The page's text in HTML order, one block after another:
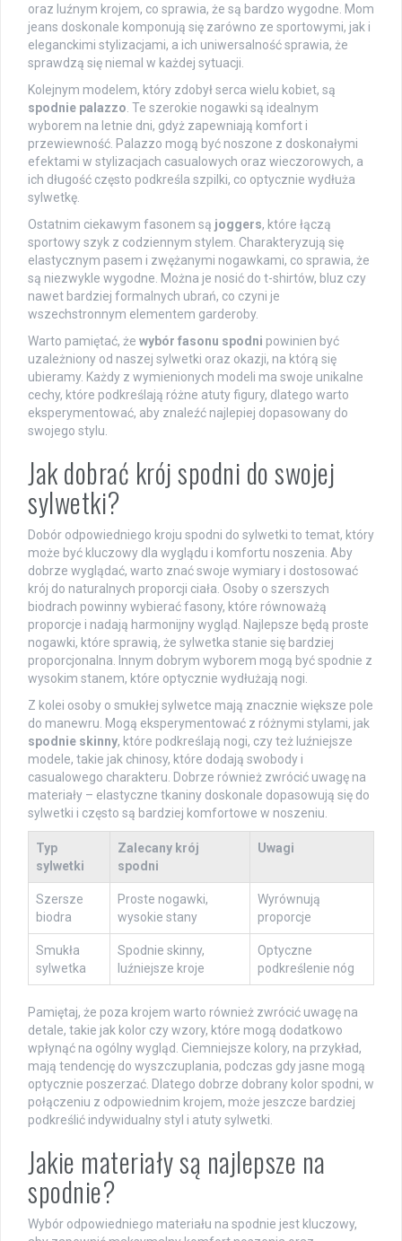
oraz luźnym krojem, co sprawia, że są bardzo wygodne. Mom
jeans doskonale komponują się zarówno ze sportowymi, jak i
eleganckimi stylizacjami, a ich uniwersalność sprawia, że
sprawdzą się niemal w każdej sytuacji.
Kolejnym modelem, który zdobył serca wielu kobiet, są
spodnie palazzo. Te szerokie nogawki są idealnym
wyborem na letnie dni, gdyż zapewniają komfort i
przewiewność. Palazzo mogą być noszone z doskonałymi
efektami w stylizacjach casualowych oraz wieczorowych, a
ich długość często podkreśla szpilki, co optycznie wydłuża
sylwetkę.
Ostatnim ciekawym fasonem są joggers, które łączą
sportowy szyk z codziennym stylem. Charakteryzują się
elastycznym pasem i zwężanymi nogawkami, co sprawia, że
są niezwykle wygodne. Można je nosić do t-shirtów, bluz czy
nawet bardziej formalnych ubrań, co czyni je
wszechstronnym elementem garderoby.
Warto pamiętać, że wybór fasonu spodni powinien być
uzależniony od naszej sylwetki oraz okazji, na którą się
ubieramy. Każdy z wymienionych modeli ma swoje unikalne
cechy, które podkreślają różne atuty figury, dlatego warto
eksperymentować, aby znaleźć najlepiej dopasowany do
swojego stylu.
Jak dobrać krój spodni do swojej
sylwetki?
Dobór odpowiedniego kroju spodni do sylwetki to temat, który
może być kluczowy dla wyglądu i komfortu noszenia. Aby
dobrze wyglądać, warto znać swoje wymiary i dostosować
krój do naturalnych proporcji ciała. Osoby o szerszych
biodrach powinny wybierać fasony, które równoważą
proporcje i nadają harmonijny wygląd. Najlepsze będą proste
nogawki, które sprawią, że sylwetka stanie się bardziej
proporcjonalna. Innym dobrym wyborem mogą być spodnie z
wysokim stanem, które optycznie wydłużają nogi.
Z kolei osoby o smukłej sylwetce mają znacznie większe pole
do manewru. Mogą eksperymentować z różnymi stylami, jak
spodnie skinny, które podkreślają nogi, czy też luźniejsze
modele, takie jak chinosy, które dodają swobody i
casualowego charakteru. Dobrze również zwrócić uwagę na
materiały – elastyczne tkaniny doskonale dopasowują się do
sylwetki i często są bardziej komfortowe w noszeniu.
Typ
sylwetki
Zalecany krój
spodni
Uwagi
Szersze
biodra
Proste nogawki,
wysokie stany
Wyrównują
proporcje
Smukła
sylwetka
Spodnie skinny,
luźniejsze kroje
Optyczne
podkreślenie nóg
Pamiętaj, że poza krojem warto również zwrócić uwagę na
detale, takie jak kolor czy wzory, które mogą dodatkowo
wpłynąć na ogólny wygląd. Ciemniejsze kolory, na przykład,
mają tendencję do wyszczuplania, podczas gdy jasne mogą
optycznie poszerzać. Dlatego dobrze dobrany kolor spodni, w
połączeniu z odpowiednim krojem, może jeszcze bardziej
podkreślić indywidualny styl i atuty sylwetki.
Jakie materiały są najlepsze na
spodnie?
Wybór odpowiedniego materiału na spodnie jest kluczowy,